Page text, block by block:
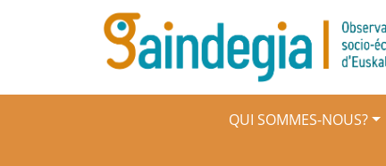
Aller au contenu principal
Navigation principaleQUI SOMMES-NOUS?